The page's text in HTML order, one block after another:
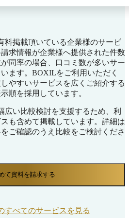
の条件をあらかじめシステムに組み
。条件から外れる申請は自動的にブ
ートが表示されたりするため、担当
ていた属人的なチェック業務を自動
ガバナンスを強固に保てます。
料掲載頂いている企業様のサービ
求情報が企業様へ提供された件数
同率の場合、口コミ数が多いサー
ます。BOXILをご利用いただく
やすいサービスを広くご紹介する
順を採用しています。
広い比較検討を支援するため、利
も含めて掲載しています。詳細は
ご確認のうえ比較をご検討くださ
て資料を請求する
すべてのサービスを見る